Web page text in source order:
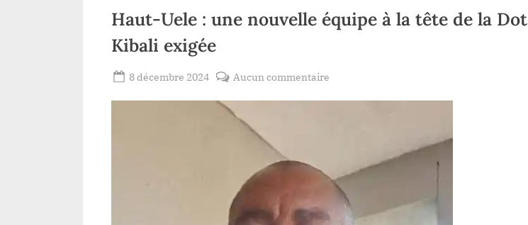
président Tshisekedi
en 2023
Haut-Uele : une nouvelle équipe à la tête de la Dot
Kibali exigée
Posted
8 décembre 2024
ROMEO
Aucun commentaire
nouvelle
équipe
la